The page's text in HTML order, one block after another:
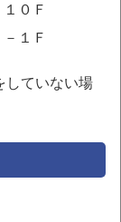
０Ｆ
１Ｆ
していない場